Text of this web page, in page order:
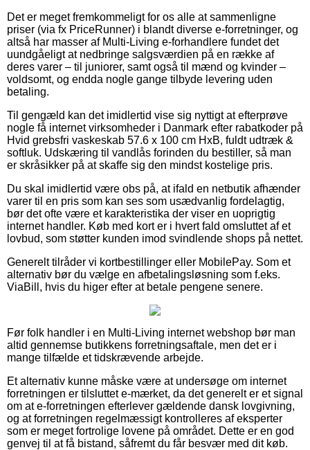
Det er meget fremkommeligt for os alle at sammenligne
priser (via fx PriceRunner) i blandt diverse e-forretninger, og
altså har masser af Multi-Living e-forhandlere fundet det
uundgåeligt at nedbringe salgsværdien på en række af
deres varer – til juniorer, samt også til mænd og kvinder –
voldsomt, og endda nogle gange tilbyde levering uden
betaling.
Til gengæld kan det imidlertid vise sig nyttigt at efterprøve
nogle få internet virksomheder i Danmark efter rabatkoder på
Hvid grebsfri vaskeskab 57.6 x 100 cm HxB, fuldt udtræk &
softluk. Udskæring til vandlås forinden du bestiller, så man
er skråsikker på at skaffe sig den mindst kostelige pris.
Du skal imidlertid være obs på, at ifald en netbutik afhænder
varer til en pris som kan ses som usædvanlig fordelagtig,
bør det ofte være et karakteristika der viser en uoprigtig
internet handler. Køb med kort er i hvert fald omsluttet af et
lovbud, som støtter kunden imod svindlende shops på nettet.
Generelt tilråder vi kortbestillinger eller MobilePay. Som et
alternativ bør du vælge en afbetalingsløsning som f.eks.
ViaBill, hvis du higer efter at betale pengene senere.
Før folk handler i en Multi-Living internet webshop bør man
altid gennemse butikkens forretningsaftale, men det er i
mange tilfælde et tidskrævende arbejde.
Et alternativ kunne måske være at undersøge om internet
forretningen er tilsluttet e-mærket, da det generelt er et signal
om at e-forretningen efterlever gældende dansk lovgivning,
og at forretningen regelmæssigt kontrolleres af eksperter
som er meget fortrolige lovene på området. Dette er en god
genvej til at få bistand, såfremt du får besvær med dit køb.